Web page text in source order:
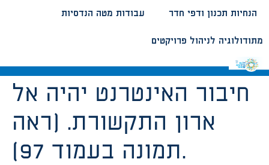
עבודות מטה הנדסיות הנחיות תכנון ודפי חדר
מתודולוגיה לניהול פרויקטים
חיבור האינטרנט יהיה אל
ארון התקשורת. (ראה
תמונה בעמוד 97).